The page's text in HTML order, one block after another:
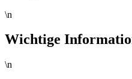
\n
Wichtige
\n